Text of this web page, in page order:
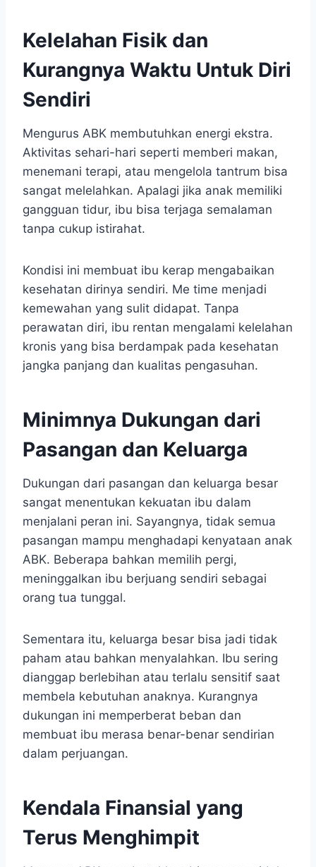
Kelelahan Fisik dan
Kurangnya Waktu Untuk Diri
Sendiri
Mengurus ABK membutuhkan energi ekstra.
Aktivitas sehari-hari seperti memberi makan,
menemani terapi, atau mengelola tantrum bisa
sangat melelahkan. Apalagi jika anak memiliki
gangguan tidur, ibu bisa terjaga semalaman
tanpa cukup istirahat.
Kondisi ini membuat ibu kerap mengabaikan
kesehatan dirinya sendiri. Me time menjadi
kemewahan yang sulit didapat. Tanpa
perawatan diri, ibu rentan mengalami kelelahan
kronis yang bisa berdampak pada kesehatan
jangka panjang dan kualitas pengasuhan.
Minimnya Dukungan dari
Pasangan dan Keluarga
Dukungan dari pasangan dan keluarga besar
sangat menentukan kekuatan ibu dalam
menjalani peran ini. Sayangnya, tidak semua
pasangan mampu menghadapi kenyataan anak
ABK. Beberapa bahkan memilih pergi,
meninggalkan ibu berjuang sendiri sebagai
orang tua tunggal.
Sementara itu, keluarga besar bisa jadi tidak
paham atau bahkan menyalahkan. Ibu sering
dianggap berlebihan atau terlalu sensitif saat
membela kebutuhan anaknya. Kurangnya
dukungan ini memperberat beban dan
membuat ibu merasa benar-benar sendirian
dalam perjuangan.
Kendala Finansial yang
Terus Menghimpit